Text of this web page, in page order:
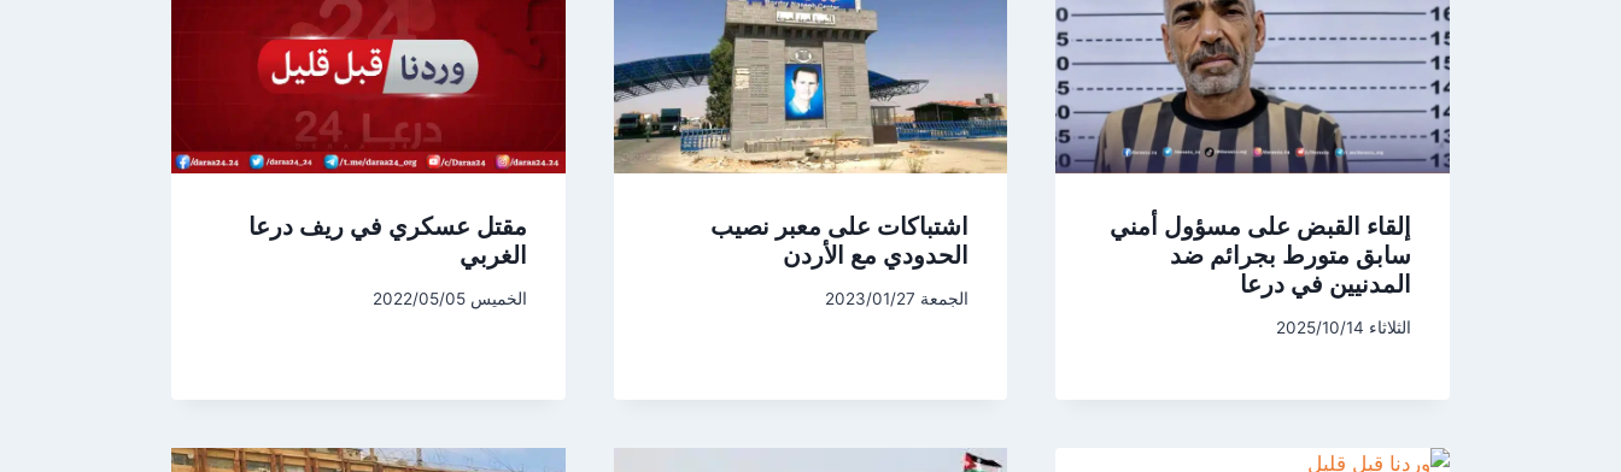
إلقاء القبض على مسؤول أمني
سابق متورط بجرائم ضد
المدنيين في درعا
الثلاثاء 2025/10/14
اشتباكات على معبر نصيب
الحدودي مع الأردن
الجمعة 2023/01/27
مقتل عسكري في ريف درعا
الغربي
الخميس 2022/05/05